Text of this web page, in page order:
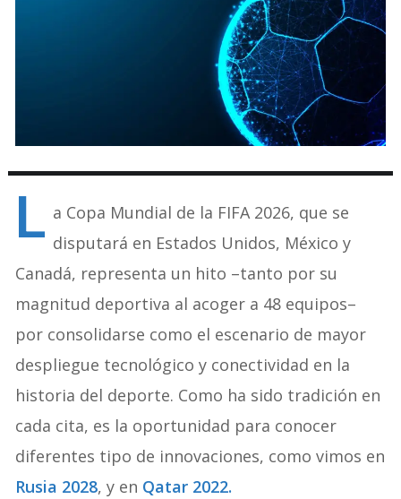
L a Copa Mundial de la FIFA 2026, que se
disputará en Estados Unidos, México y
Canadá, representa un hito –tanto por su
magnitud deportiva al acoger a 48 equipos–
por consolidarse como el escenario de mayor
despliegue tecnológico y conectividad en la
historia del deporte. Como ha sido tradición en
cada cita, es la oportunidad para conocer
diferentes tipo de innovaciones, como vimos en
Rusia 2028, y en Qatar 2022.